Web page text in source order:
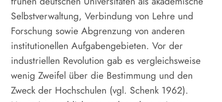
Selbstverwaltung, Verbindung von Lehre und
Forschung sowie Abgrenzung von anderen
institutionellen Aufgabengebieten. Vor der
industriellen Revolution gab es vergleichsweise
wenig Zweifel über die Bestimmung und den
Zweck der Hochschulen (vgl. Schenk 1962).